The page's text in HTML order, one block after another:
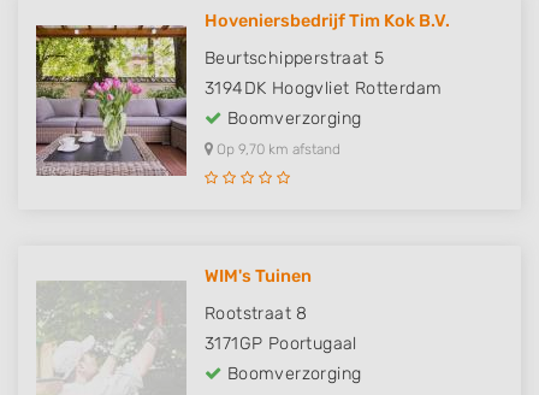
Hoveniersbedrijf Tim Kok B.V.
Beurtschipperstraat 5
3194DK Hoogvliet Rotterdam
Boomverzorging
Op 9,70 km afstand
WIM's Tuinen
Rootstraat 8
3171GP Poortugaal
Boomverzorging